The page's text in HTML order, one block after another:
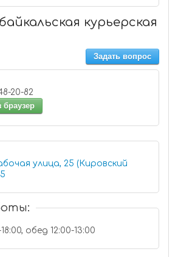
курьерская
Задать вопрос
(3952) 48-20-82
браузер
улица, 25 (Кировский
5
обед 12:00-13:00